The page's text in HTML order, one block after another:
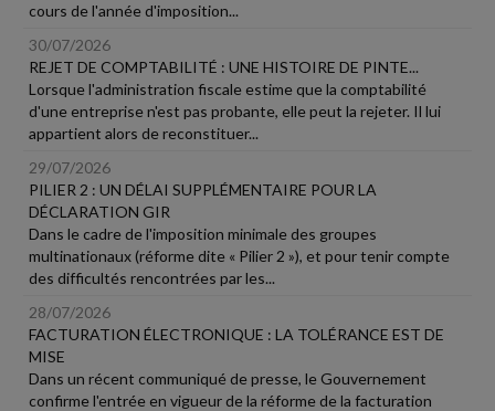
cours de l'année d'imposition...
30/07/2026
REJET DE COMPTABILITÉ : UNE HISTOIRE DE PINTE...
Lorsque l'administration fiscale estime que la comptabilité
d'une entreprise n'est pas probante, elle peut la rejeter. Il lui
appartient alors de reconstituer...
29/07/2026
PILIER 2 : UN DÉLAI SUPPLÉMENTAIRE POUR LA
DÉCLARATION GIR
Dans le cadre de l'imposition minimale des groupes
multinationaux (réforme dite « Pilier 2 »), et pour tenir compte
des difficultés rencontrées par les...
28/07/2026
FACTURATION ÉLECTRONIQUE : LA TOLÉRANCE EST DE
MISE
Dans un récent communiqué de presse, le Gouvernement
confirme l'entrée en vigueur de la réforme de la facturation